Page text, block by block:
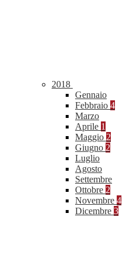
2018
Gennaio
Febbraio 4
Marzo
Aprile 1
Maggio 2
Giugno 2
Luglio
Agosto
Settembre
Ottobre 2
Novembre 4
Dicembre 3